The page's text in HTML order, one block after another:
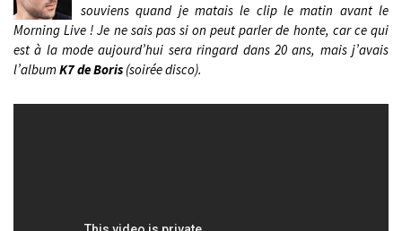
souviens quand je matais le clip le matin avant le
Morning Live ! Je ne sais pas si on peut parler de honte, car ce qui
est à la mode aujourd’hui sera ringard dans 20 ans, mais j’avais
l’albumK7 de Boris (soirée disco).